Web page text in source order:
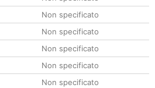
Non specificato
Non specificato
Non specificato
Non specificato
Non specificato